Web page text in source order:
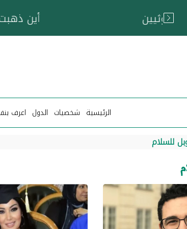
خزان عائم..
الرئيسية شخصيات الدول اعرف
للسلام